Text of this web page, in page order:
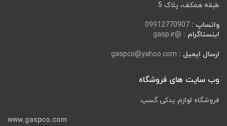
طبقه همکف، پلاک 5
واتساپ : 09912770907
اینستاگرام : @gasp.ir
ارسال ایمیل : gaspco@yahoo.com
وب سایت های فروشگاه
فروشگاه لوازم یدکی گسپ
www.gaspco.com